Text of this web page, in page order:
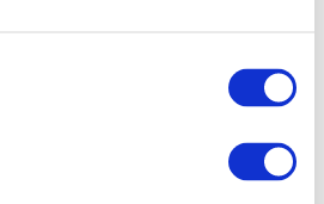
Sanitarie) sarà realizzato
gratuito ispirato ai temi del